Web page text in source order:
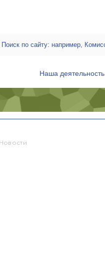
Наша деятельность
Новости